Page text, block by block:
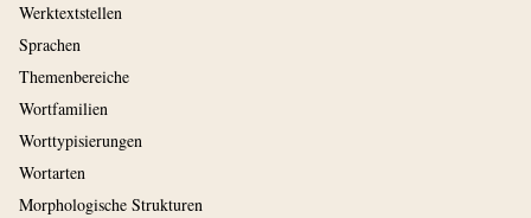
Werktextstellen
Sprachen
Themenbereiche
Wortfamilien
Worttypisierungen
Wortarten
Morphologische Strukturen